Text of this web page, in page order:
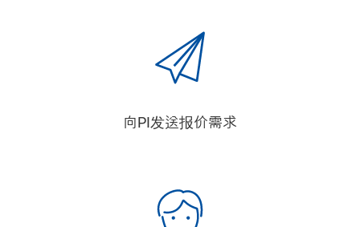
向PI发送报价需求